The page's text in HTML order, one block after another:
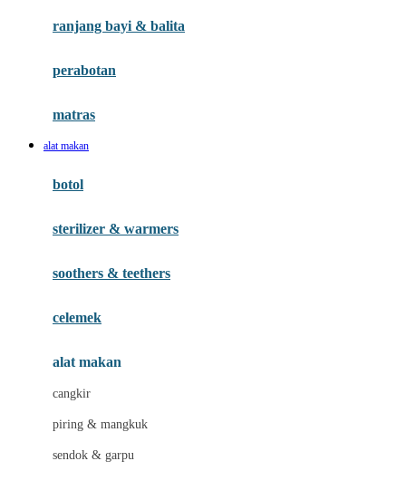
Haenim
Hot Wheels
Huanger
Hybrid
I
ranjang bayi & balita
perabotan
matras
alat makan
botol
sterilizer & warmers
soothers & teethers
celemek
alat makan
cangkir
piring & mangkuk
sendok & garpu